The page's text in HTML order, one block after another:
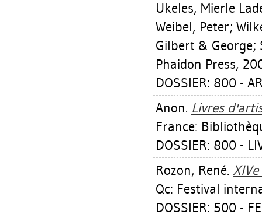
Ukeles, Mierle
Weibel, Peter;
Gilbert & George;
Phaidon Press,
DOSSIER: 800 -
Anon. Livres
France:
DOSSIER: 800 -
Rozon, René.
Qc: Festival
DOSSIER: 500 -